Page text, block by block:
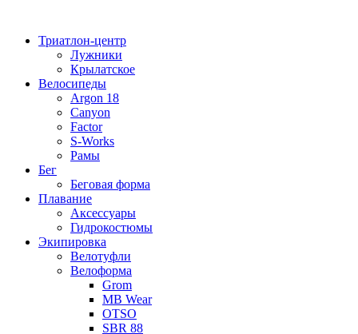
содержимому
Триатлон-центр
Лужники
Крылатское
Велосипеды
Argon 18
Canyon
Factor
S-Works
Рамы
Бег
Беговая форма
Плавание
Аксессуары
Гидрокостюмы
Экипировка
Велотуфли
Велоформа
Grom
MB Wear
OTSO
SBR 88